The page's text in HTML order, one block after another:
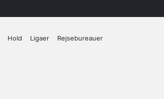
Hold Ligaer Rejsebureauer